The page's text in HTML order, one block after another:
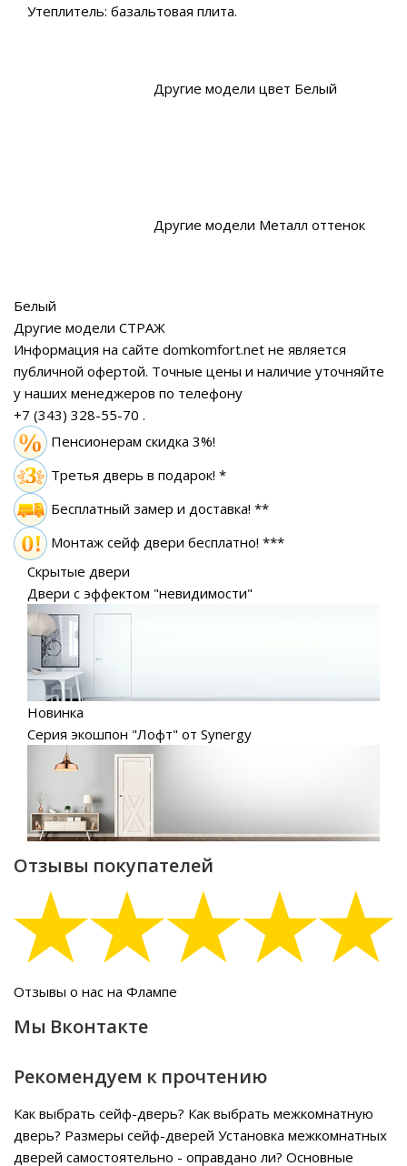
Утеплитель: базальтовая плита.
Другие модели цвет Белый
Другие модели Металл оттенок
Белый
Другие модели СТРАЖ
Информация на сайте domkomfort.net не является
публичной офертой. Точные цены и наличие уточняйте
у наших менеджеров по телефону
+7 (343) 328-55-70 .
Пенсионерам скидка 3%!
Третья дверь в подарок! *
Бесплатный замер и доставка! **
Монтаж сейф двери бесплатно! ***
Скрытые двери
Двери с эффектом "невидимости"
Новинка
Серия экошпон "Лофт" от Synergy
Отзывы покупателей
Отзывы о нас на Флампе
Мы Вконтакте
Рекомендуем к прочтению
Как выбрать сейф-дверь? Как выбрать межкомнатную
дверь? Размеры сейф-дверей Установка межкомнатных
дверей самостоятельно - оправдано ли? Основные